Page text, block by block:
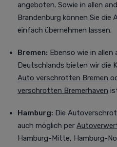
angeboten. Sowie in allen
Brandenburg können Sie die
einfach übernehmen lassen.
Bremen: Ebenso wie in allen
Deutschlands bieten wir die
Auto verschrotten Bremen
verschrotten Bremerhaven
Hamburg: Die
auch möglich per
Hamburg-Mitte, Hamburg-